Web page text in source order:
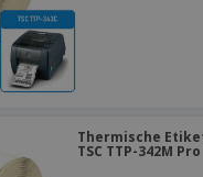
Thermische
TSC TTP-342M Pro